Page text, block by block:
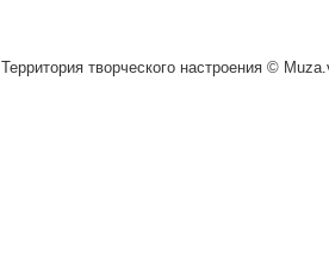
Территория творческого настроения ©